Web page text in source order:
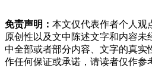
免责声明： 本文仅代表作者个人观
原创性以及文中陈述文字和内容
中全部或者部分内容、文字的真实
作任何保证或承诺，请读者仅作参